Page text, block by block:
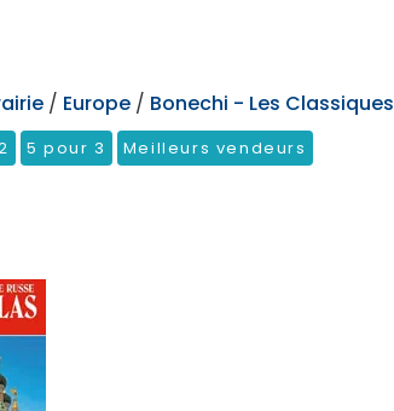
/ Europe / Bonechi - Les Classiques
5 pour 3 Meilleurs vendeurs